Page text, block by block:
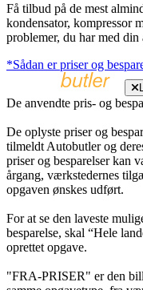
Få tilbud på de mest
kondensator, kompressor
problemer, du har med
*Sådan er priser og
De anvendte pris- og
De oplyste priser og
tilmeldt Autobutler og
priser og besparelser kan
årgang, værkstedernes
opgaven ønskes udført.
For at se den laveste
besparelse, skal “Hele
oprettet opgave.
"FRA-PRISER" er den